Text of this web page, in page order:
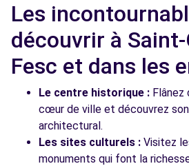
Les
découvrir à
Fesc et dans les
Le centre historique : Flânez
cœur de ville et découvrez
architectural.
Les sites culturels : Visitez
monuments qui font la